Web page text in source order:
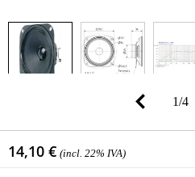
1/4
14,10 € (incl. 22% IVA)